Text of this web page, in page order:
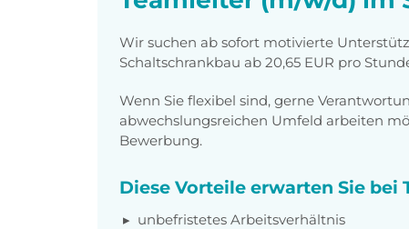
Wir suchen ab sofort motivierte
Schaltschrankbau ab 20,65 EUR pro
Wenn Sie flexibel sind, gerne
abwechslungsreichen Umfeld arbeiten
Bewerbung.
Diese Vorteile erwarten Sie bei
unbefristetes Arbeitsverhältnis